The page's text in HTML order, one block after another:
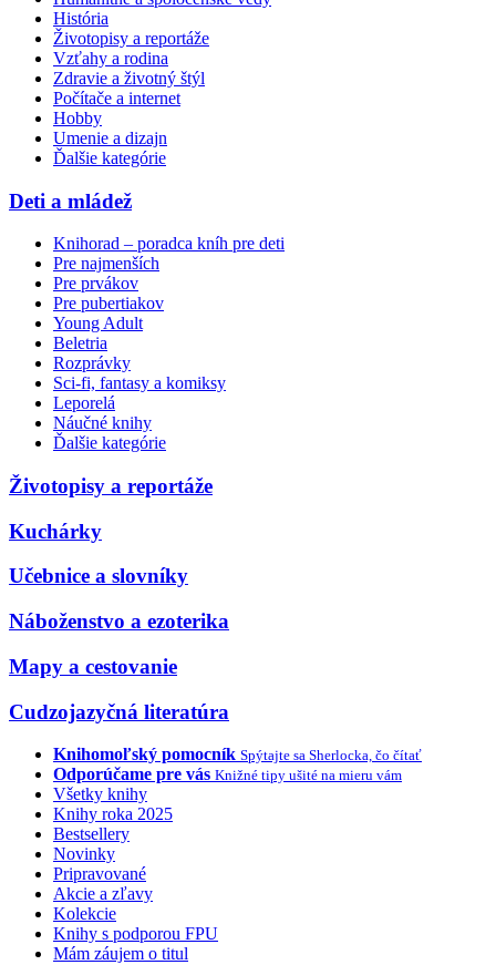
História
Životopisy a reportáže
Vzťahy a rodina
Zdravie a životný štýl
Počítače a internet
Hobby
Umenie a dizajn
Ďalšie kategórie
Deti a mládež
Knihorad – poradca kníh pre deti
Pre najmenších
Pre prvákov
Pre pubertiakov
Young Adult
Beletria
Rozprávky
Sci-fi, fantasy a komiksy
Leporelá
Náučné knihy
Ďalšie kategórie
Životopisy a reportáže
Kuchárky
Učebnice a slovníky
Náboženstvo a ezoterika
Mapy a cestovanie
Cudzojazyčná literatúra
Knihomoľský pomocník Spýtajte sa Sherlocka, čo čítať
Odporúčame pre vás Knižné tipy ušité na mieru vám
Všetky knihy
Knihy roka 2025
Bestsellery
Novinky
Pripravované
Akcie a zľavy
Kolekcie
Knihy s podporou FPU
Mám záujem o titul